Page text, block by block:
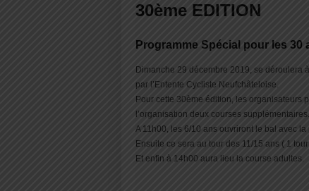
30ème EDITION
Programme Spécial pour les 30
Dimanche 29 décembre 2019, se déroulera
par l’Entente Cycliste Neufchâteloise.
Pour cette 30ème édition, les organisateurs
l’organisation deux courses supplémentaires.
A 11h00, les 6/10 ans ouvriront le bal avec
Ensuite ce sera au tour des 11/15 ans ( 1
Et enfin à 14h00 aura lieu la course adultes.